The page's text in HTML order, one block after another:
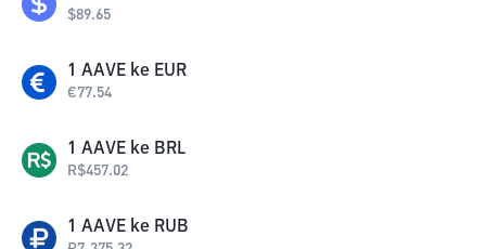
$89.65
1 AAVE ke EUR
€77.54
1 AAVE ke BRL
R$457.02
1 AAVE ke RUB